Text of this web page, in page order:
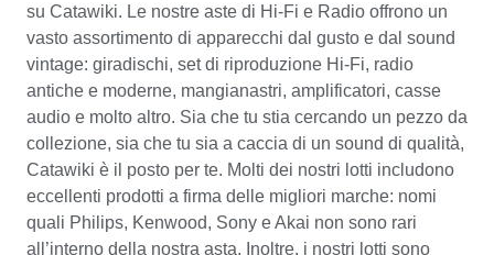
su Catawiki. Le nostre aste di Hi-Fi e Radio offrono un
vasto assortimento di apparecchi dal gusto e dal sound
vintage: giradischi, set di riproduzione Hi-Fi, radio
antiche e moderne, mangianastri, amplificatori, casse
audio e molto altro. Sia che tu stia cercando un pezzo da
collezione, sia che tu sia a caccia di un sound di qualità,
Catawiki è il posto per te. Molti dei nostri lotti includono
eccellenti prodotti a firma delle migliori marche: nomi
quali Philips, Kenwood, Sony e Akai non sono rari
all’interno della nostra asta. Inoltre, i nostri lotti sono